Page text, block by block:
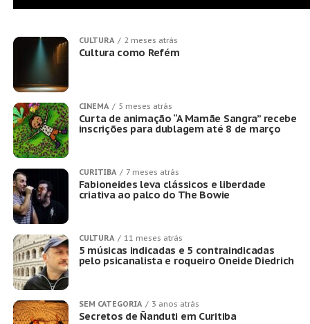
CULTURA 2 meses atrás
Cultura como Refém
CINEMA 5 meses atrás
Curta de animação “A Mamãe Sangra” recebe
inscrições para dublagem até 8 de março
CURITIBA 7 meses atrás
Fabioneides leva clássicos e liberdade
criativa ao palco do The Bowie
CULTURA 11 meses atrás
5 músicas indicadas e 5 contraindicadas
pelo psicanalista e roqueiro Oneide Diedrich
SEM CATEGORIA 3 anos atrás
Secretos de Ñanduti em Curitiba